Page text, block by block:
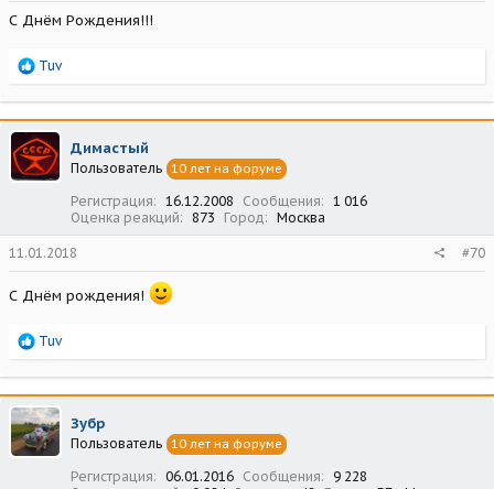
С Днём Рождения!!!
Р
а
к
ц
и
и
Tuv
Димастый
Пользователь 10 лет на форуме
Регистрация 16.12.2008 Сообщения
1 016
Оценка реакций
873 Город Москва
11.01.2018 #70
С Днём рождения!
Р
а
к
ц
и
и
Tuv
Зубр
Пользователь 10 лет на форуме
Регистрация 06.01.2016 Сообщения
9 228